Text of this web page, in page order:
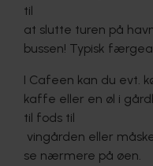
Lørdag. d. 3. oktober
DEN ØNSKEDE DATO
BETALINGSMODUL)
  efter aftale -
kontakt
beklædning tilpasset
til
at slutte turen på
bussen! Typisk
I Cafeen kan du evt.
kaffe eller en øl i
til fods til
vingården eller
se nærmere på øen.